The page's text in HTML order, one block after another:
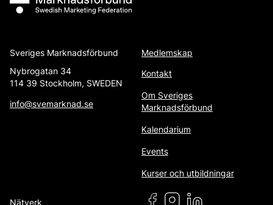
Sveriges Marknadsförbund
Nybrogatan 34
114 39 Stockholm, SWEDEN
info@svemarknad.se
Medlemskap
Kontakt
Om Sveriges
Marknadsförbund
Kalendarium
Events
Kurser och utbildningar
Nätverk